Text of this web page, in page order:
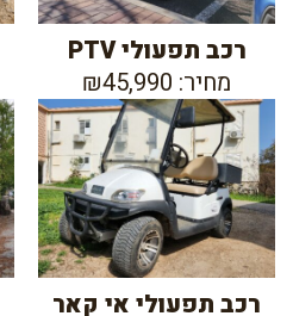
רכב תפעולי PTV
מחיר: ₪45,990
רכב תפעולי אי קאר